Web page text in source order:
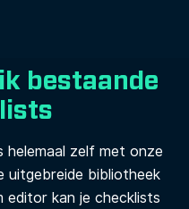
bestaande
helemaal zelf met onze
bibliotheek
kan je checklists